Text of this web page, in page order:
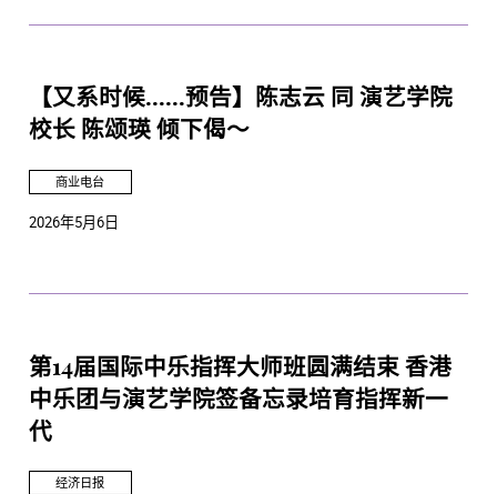
【又系时候......预告】陈志云 同 演艺学院
校长 陈颂瑛 倾下偈～
商业电台
2026年5月6日
第14届国际中乐指挥大师班圆满结束 香港
中乐团与演艺学院签备忘录培育指挥新一
代
经济日报